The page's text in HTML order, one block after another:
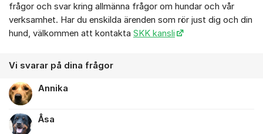
frågor och svar kring allmänna frågor om hundar och vår
verksamhet. Har du enskilda ärenden som rör just dig och din
hund, välkommen att kontakta SKK kansli
Vi svarar på dina frågor
Annika
Åsa